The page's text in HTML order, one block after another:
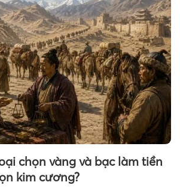
chọn vàng và bạc làm tiền
kim cương?